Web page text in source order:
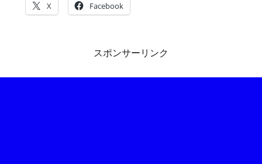
X Facebook
スポンサーリンク